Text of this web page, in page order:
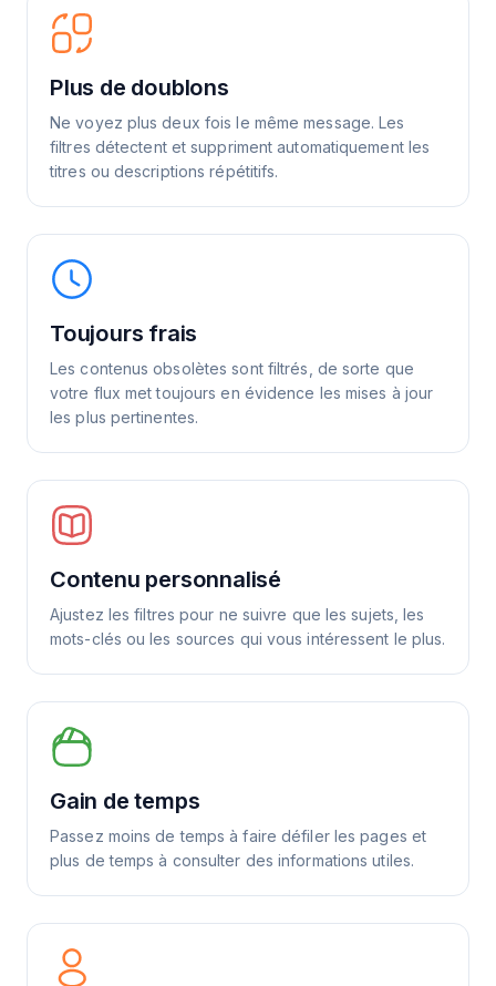
Plus de doublons
Ne voyez plus deux fois le même message. Les
filtres détectent et suppriment automatiquement les
titres ou descriptions répétitifs.
Toujours frais
Les contenus obsolètes sont filtrés, de sorte que
votre flux met toujours en évidence les mises à jour
les plus pertinentes.
Contenu personnalisé
Ajustez les filtres pour ne suivre que les sujets, les
mots-clés ou les sources qui vous intéressent le plus.
Gain de temps
Passez moins de temps à faire défiler les pages et
plus de temps à consulter des informations utiles.